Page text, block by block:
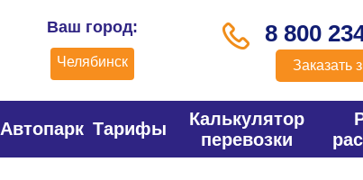
Ваш город:
Челябинск
8 800
Заказать
Автопарк Тарифы
Калькулятор
перевозки